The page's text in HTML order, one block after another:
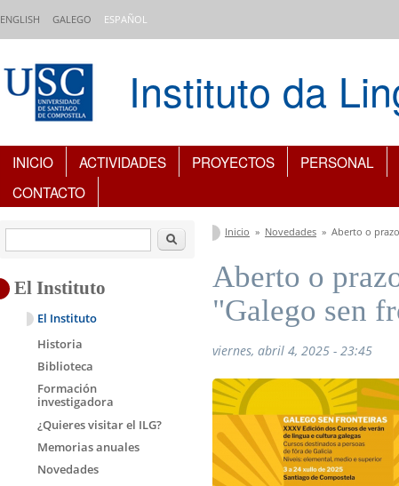
ENGLISH GALEGO ESPAÑOL
Instituto da
Índice de contenidos
INICIO ACTIVIDADES PROYECTOS PERSONAL
CONTACTO
Se encuentra
Inicio » Novedades » Aberto o
Aberto o
"Galego sen
viernes, abril 4, 2025 - 23:45
Buscar
El Instituto
El Instituto
Historia
Biblioteca
Formación
investigadora
¿Quieres visitar el ILG?
Memorias anuales
Novedades